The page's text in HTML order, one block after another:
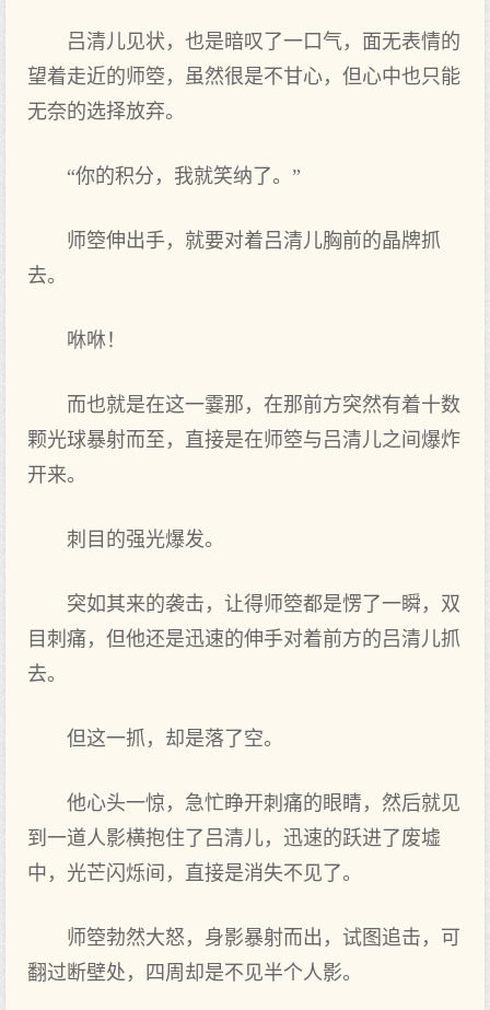
吕清儿见状，也是暗叹了一口气，面无表情的
望着走近的师箜，虽然很是不甘心，但心中也只能
无奈的选择放弃。
“你的积分，我就笑纳了。”
师箜伸出手，就要对着吕清儿胸前的晶牌抓
去。
咻咻！
而也就是在这一霎那，在那前方突然有着十数
颗光球暴射而至，直接是在师箜与吕清儿之间爆炸
开来。
刺目的强光爆发。
突如其来的袭击，让得师箜都是愣了一瞬，双
目刺痛，但他还是迅速的伸手对着前方的吕清儿抓
去。
但这一抓，却是落了空。
他心头一惊，急忙睁开刺痛的眼睛，然后就见
到一道人影横抱住了吕清儿，迅速的跃进了废墟
中，光芒闪烁间，直接是消失不见了。
师箜勃然大怒，身影暴射而出，试图追击，可
翻过断壁处，四周却是不见半个人影。